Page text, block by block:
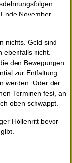
November
nichts. Geld sind
ebenfalls nicht.
den Bewegungen
zur Entfaltung
werden. Oder der
Terminen fest, an
oben schwappt.
Höllenritt bevor